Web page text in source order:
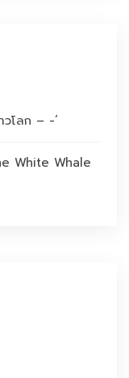
โลก – -‘
White Whale